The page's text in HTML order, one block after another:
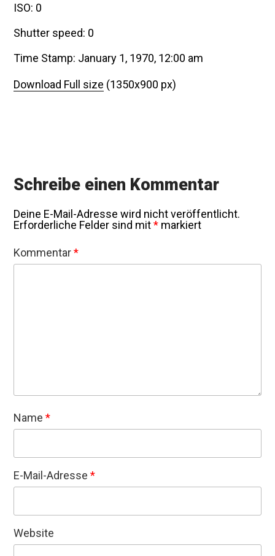
ISO: 0
Shutter speed: 0
Time Stamp: January 1, 1970, 12:00 am
Download Full size (1350x900 px)
Schreibe einen Kommentar
Deine E-Mail-Adresse wird nicht veröffentlicht.
Erforderliche Felder sind mit* markiert
Kommentar*
Name*
E-Mail-Adresse*
Website